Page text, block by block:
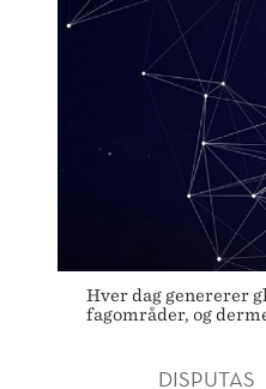
Hver dag genererer
fagområder, og
DISPUTAS